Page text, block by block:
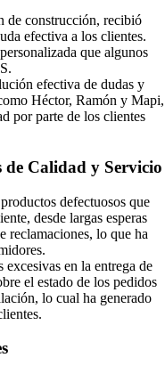
de construcción, recibió
efectiva a los clientes.
que algunos
efectiva de dudas y
Héctor, Ramón y Mapi,
por parte de los clientes
Calidad y Servicio
defectuosos que
desde largas esperas
reclamaciones, lo que ha
en la entrega de
el estado de los pedidos
lo cual ha generado